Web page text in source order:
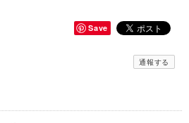
Save
通報する